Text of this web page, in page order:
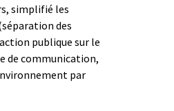
simplifié les
des
publique sur le
de communication,
par